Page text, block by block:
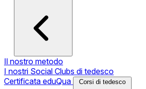
Il nostro metodo
I nostri Social Clubs di tedesco
Certificata eduQua
Corsi di tedesco